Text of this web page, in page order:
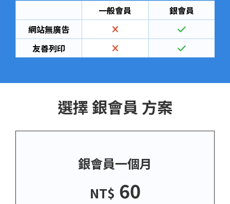
一般會員
銀會員
網站無廣告
友善列印
選擇 銀會員 方案
銀會員一個月
NT$ 60